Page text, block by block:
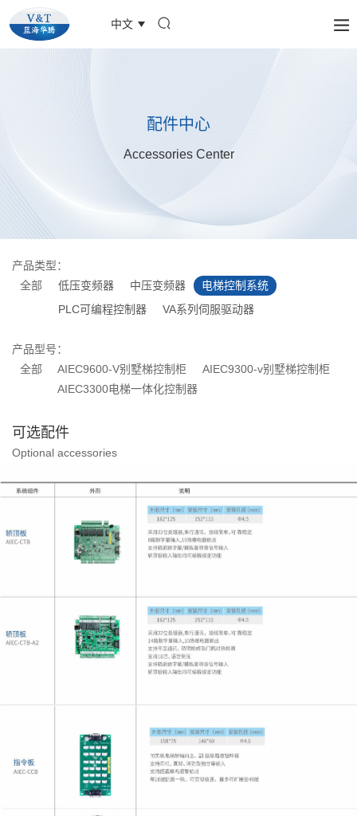
中文
配件中心
Accessories Center
产品类型：
全部
低压变频器 中压变频器
电梯控制系统
PLC可编程控制器
VA系列伺服驱动器
产品型号：
全部
AIEC9600-V别墅梯控制柜
AIEC9300-v别墅梯控制柜
AIEC3300电梯一体化控制器
可选配件
Optional accessories